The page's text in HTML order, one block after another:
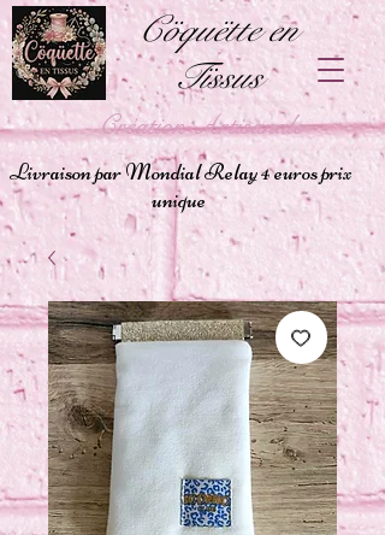
Cöquëtte en
Tïssus
Création Artisanale
Livraison par Mondial Relay 4 euros prix
unique